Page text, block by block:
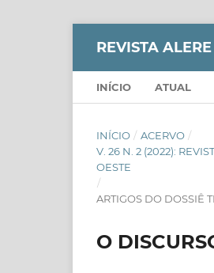
REVISTA ALERE
INÍCIO ATUAL
INÍCIO / ACERVO /
V. 26 N. 2 (2022):
OESTE
/
ARTIGOS DO DOSSIÊ
O